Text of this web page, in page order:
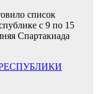
список
с 9 по 15
Спартакиада